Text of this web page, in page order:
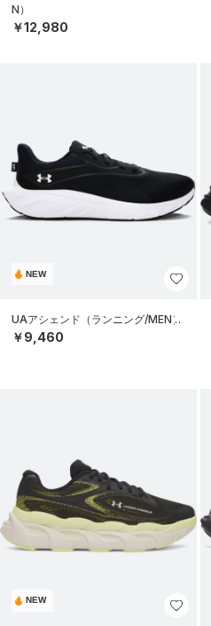
N）
￥12,980
NEW
UAアシェンド（ランニング/MEN）
￥9,460
NEW